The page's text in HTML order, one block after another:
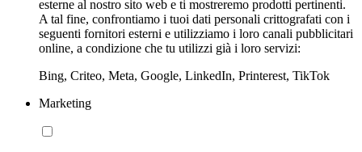
esterne al nostro sito web e ti mostreremo prodotti pertinenti.
A tal fine, confrontiamo i tuoi dati personali crittografati con i
seguenti fornitori esterni e utilizziamo i loro canali pubblicitari
online, a condizione che tu utilizzi già i loro servizi:
Bing, Criteo, Meta, Google, LinkedIn, Printerest, TikTok
Marketing